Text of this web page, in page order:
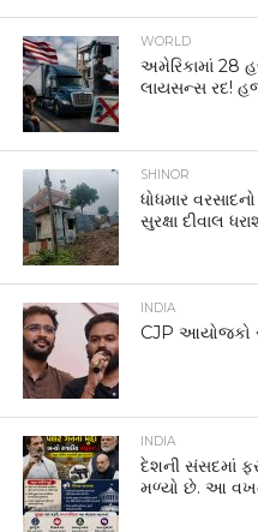
WORLD
અમેરિકામાં 28
લાયસન્સ રદ!
SHINOR
ધોધમાર
સુરક્ષા દીવાલ
INDIA
CJP આયોજકો
INDIA
દેશની સંસદમાં
મળ્યો છે. આ વખતે